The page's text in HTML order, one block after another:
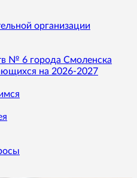
организации
№ 6 города Смоленска
на 2026-2027